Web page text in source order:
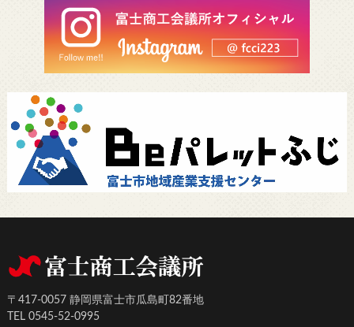
〒417-0057 静岡県富士市瓜島町82番地
TEL 0545-52-0995